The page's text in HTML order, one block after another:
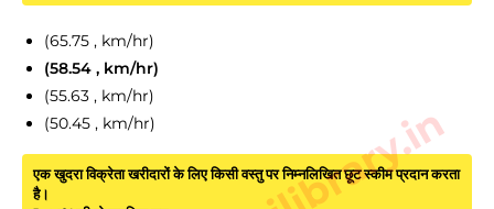
(65.75 , km/hr)
(58.54 , km/hr)
(55.63 , km/hr)
(50.45 , km/hr)
एक खुदरा विक्रेता खरीदारों के लिए किसी वस्तु पर निम्नलिखित छूट स्कीम प्रदान करता
है।